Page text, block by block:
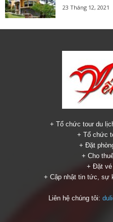
23 Tháng 12, 2021
+ Tổ chức tour du
+ Tổ chức
+ Đặt
+ Cho
+ Đặt
+ Cập nhật tin tức, sự
Liên hệ chúng tôi: